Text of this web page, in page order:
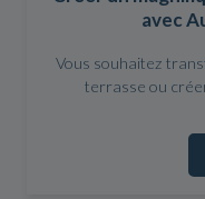
avec
Vous souhaitez
terrasse ou